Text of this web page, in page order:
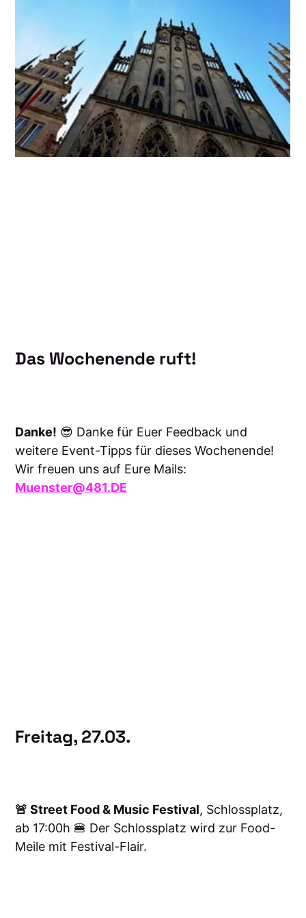
Das Wochenende ruft!
Danke! 😎 Danke für Euer Feedback und
weitere Event-Tipps für dieses Wochenende!
Wir freuen uns auf Eure Mails:
Muenster@481.DE
Freitag, 27.03.
🚨 Street Food & Music Festival, Schlossplatz,
ab 17:00h 🍔 Der Schlossplatz wird zur Food-
Meile mit Festival-Flair.